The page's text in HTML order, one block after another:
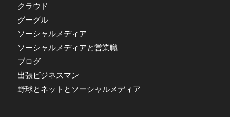
クラウド
グーグル
ソーシャルメディア
ソーシャルメディアと営業職
ブログ
出張ビジネスマン
野球とネットとソーシャルメディア